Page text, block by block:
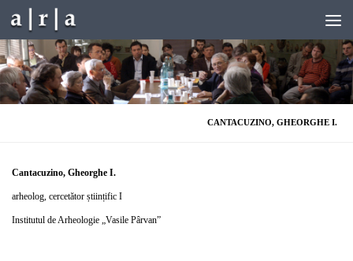
Skip to content
CANTACUZINO, GHEORGHE I.
Cantacuzino, Gheorghe I.
arheolog, cercetător științific I
Institutul de Arheologie „Vasile Pârvan”